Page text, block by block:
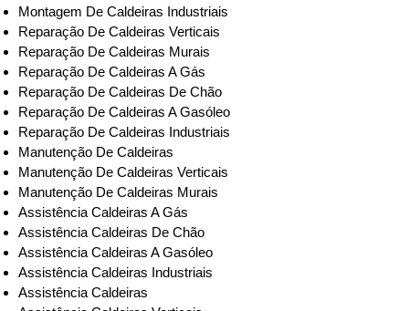
Montagem De Caldeiras Industriais
Reparação De Caldeiras Verticais
Reparação De Caldeiras Murais
Reparação De Caldeiras A Gás
Reparação De Caldeiras De Chão
Reparação De Caldeiras A Gasóleo
Reparação De Caldeiras Industriais
Manutenção De Caldeiras
Manutenção De Caldeiras Verticais
Manutenção De Caldeiras Murais
Assistência Caldeiras A Gás
Assistência Caldeiras De Chão
Assistência Caldeiras A Gasóleo
Assistência Caldeiras Industriais
Assistência Caldeiras